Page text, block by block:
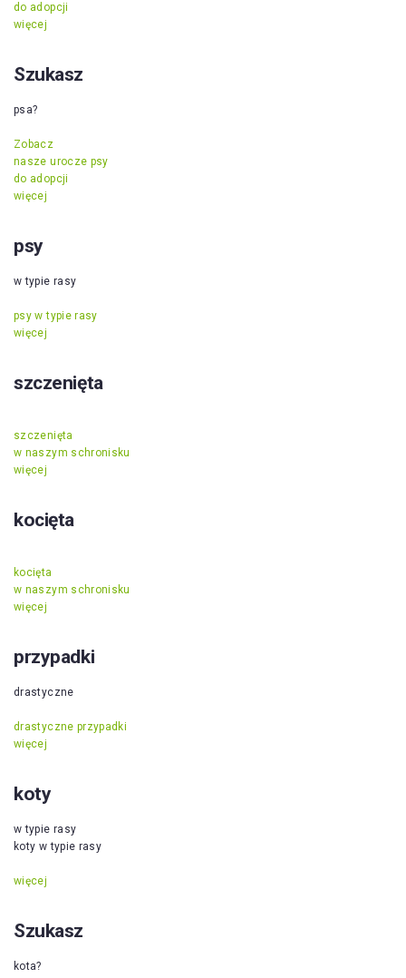
do adopcji
więcej
Szukasz
psa?
Zobacz
nasze urocze psy
do adopcji
więcej
psy
w typie rasy
psy w typie rasy
więcej
szczenięta
szczenięta
w naszym schronisku
więcej
kocięta
kocięta
w naszym schronisku
więcej
przypadki
drastyczne
drastyczne przypadki
więcej
koty
w typie rasy
koty w typie rasy
więcej
Szukasz
kota?